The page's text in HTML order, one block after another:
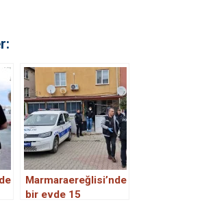
Marmaraereğlisi’nde
bir evde 15